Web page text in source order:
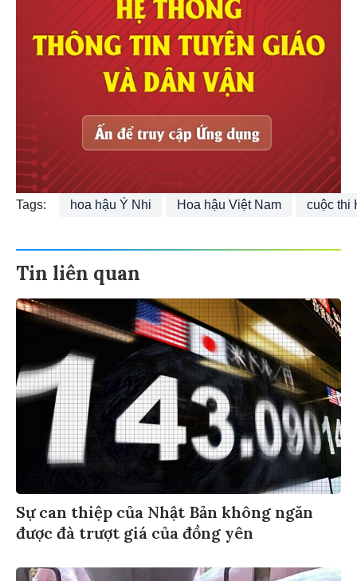
Tags: hoa hậu Ý Nhi Hoa hậu Việt Nam cuộc thi
Tin liên quan
Sự can thiệp của Nhật Bản không ngăn
được đà trượt giá của đồng yên